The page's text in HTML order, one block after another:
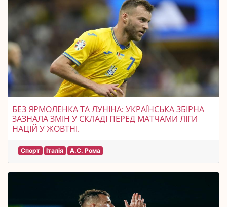
БЕЗ ЯРМОЛЕНКА ТА ЛУНІНА: УКРАЇНСЬКА ЗБІРНА
ЗАЗНАЛА ЗМІН У СКЛАДІ ПЕРЕД МАТЧАМИ ЛІГИ
НАЦІЙ У ЖОВТНІ.
Спорт Італія А.С. Рома